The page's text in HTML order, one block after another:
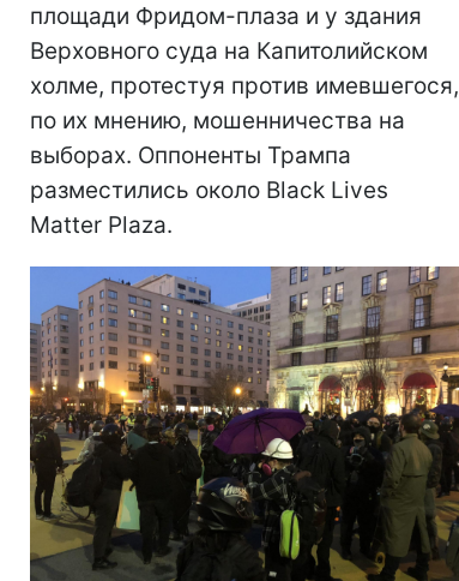
площади Фридом-плаза и у здания
Верховного суда на Капитолийском
холме, протестуя против имевшегося,
по их мнению, мошенничества на
выборах. Оппоненты Трампа
разместились около Black Lives
Matter Plaza.